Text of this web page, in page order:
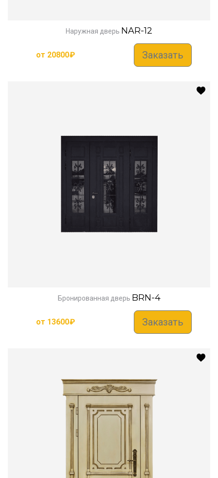
Наружная дверь NAR-12
от 20800₽ Заказать
Бронированная дверь BRN-4
от 13600₽ Заказать